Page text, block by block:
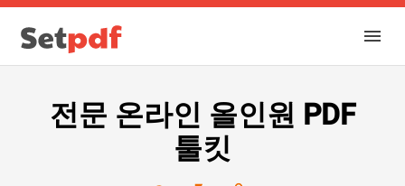
전문 온라인 올인원 PDF
툴킷